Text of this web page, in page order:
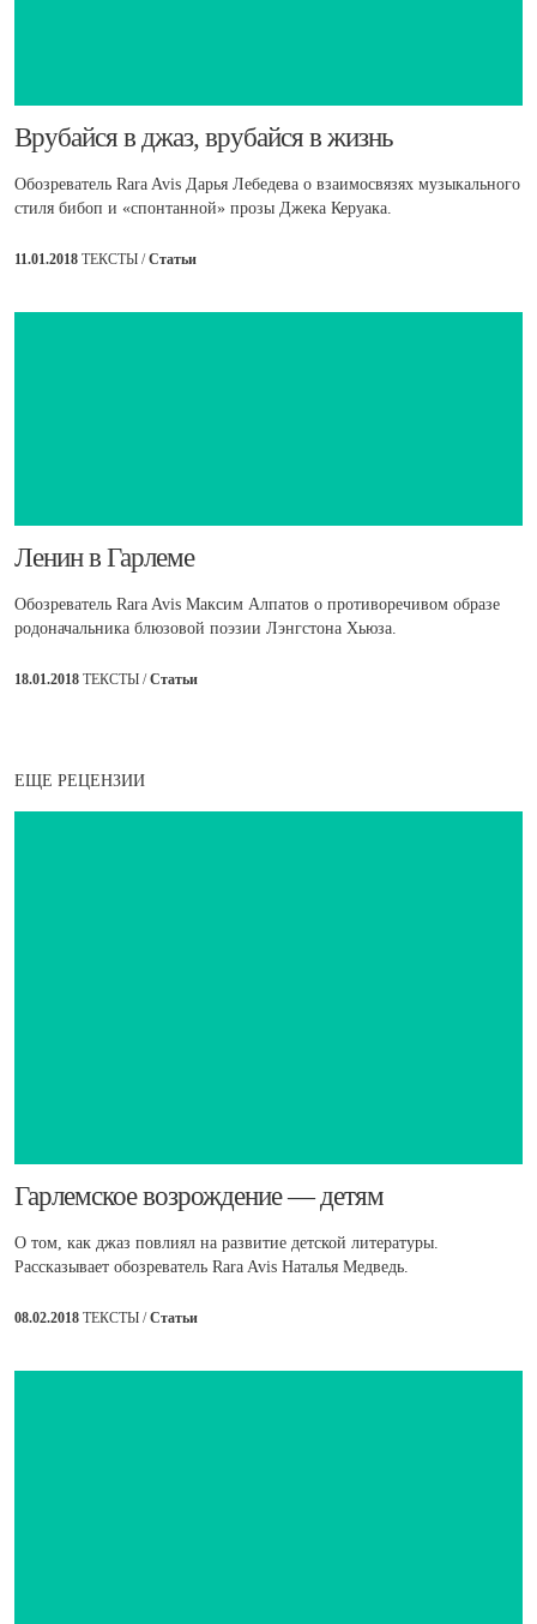
​Врубайся в джаз, врубайся в жизнь
Обозреватель Rara Avis Дарья Лебедева о взаимосвязях музыкального
стиля бибоп и «спонтанной» прозы Джека Керуака.
11.01.2018 ТЕКСТЫ /Статьи
​Ленин в Гарлеме
Обозреватель Rara Avis Максим Алпатов о противоречивом образе
родоначальника блюзовой поэзии Лэнгстона Хьюза.
18.01.2018 ТЕКСТЫ /Статьи
ЕЩЕ РЕЦЕНЗИИ
​Гарлемское возрождение — детям
О том, как джаз повлиял на развитие детской литературы.
Рассказывает обозреватель Rara Avis Наталья Медведь.
08.02.2018 ТЕКСТЫ /Статьи